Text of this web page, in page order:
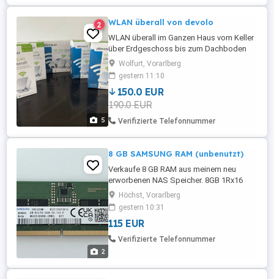
5
2 WLAN überall von devolo
WLAN überall im Ganzen Haus vom Keller
über Erdgeschoss bis zum Dachboden
oder in der ganzen Wohnung. 1 x Network
KIT dLAN 550 WiFi 6 x Ergänzung dLAN
550 WiFi dLAN Powerline nutzt die
Hausinterne Stromleitung wie ein langes
Kabel. Es bringt das Internet zuverlässig in
jeden Raum und verbindet alle ...
Wolfurt, Vorarlberg
gestern 11:10
150.0 EUR
190.0 EUR
Verifizierte Telefonnummer
2
8 GB SAMSUNG RAM (unbenutzt)
Verkaufe 8 GB RAM aus meinem neu
erworbenen NAS Speicher. 8GB 1Rx16
PC5-5600B - SCO -1010 -XT Speicher wurd
nie benutzt, da ich separat 16GB
mitbestellt habe. Kein Paypal und kein
Versand. Nur gegen Abholung. Danke
Höchst, Vorarlberg
gestern 10:31
115 EUR
Verifizierte Telefonnummer